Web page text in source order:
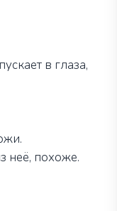
в глаза,
неё, похоже.